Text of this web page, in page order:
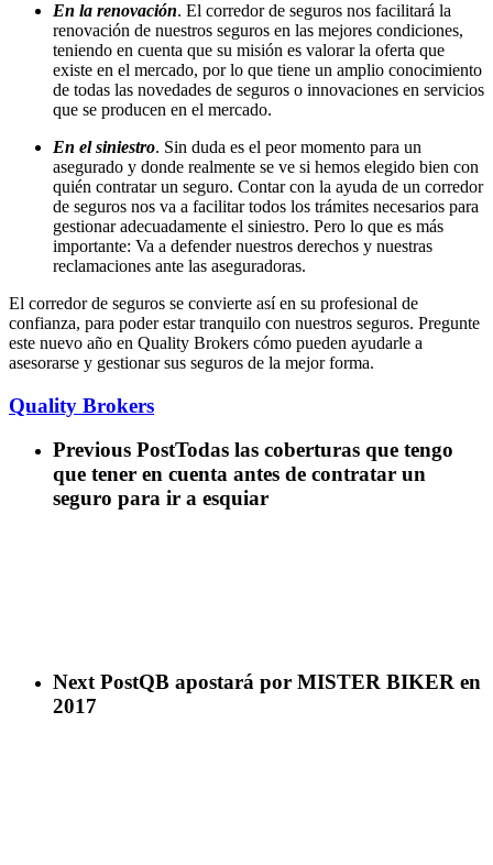
En la renovación. El corredor de seguros nos facilitará la
renovación de nuestros seguros en las mejores condiciones,
teniendo en cuenta que su misión es valorar la oferta que
existe en el mercado, por lo que tiene un amplio conocimiento
de todas las novedades de seguros o innovaciones en servicios
que se producen en el mercado.
En el siniestro. Sin duda es el peor momento para un
asegurado y donde realmente se ve si hemos elegido bien con
quién contratar un seguro. Contar con la ayuda de un corredor
de seguros nos va a facilitar todos los trámites necesarios para
gestionar adecuadamente el siniestro. Pero lo que es más
importante: Va a defender nuestros derechos y nuestras
reclamaciones ante las aseguradoras.
El corredor de seguros se convierte así en su profesional de
confianza, para poder estar tranquilo con nuestros seguros. Pregunte
este nuevo año en Quality Brokers cómo pueden ayudarle a
asesorarse y gestionar sus seguros de la mejor forma.
Quality Brokers
Previous PostTodas las coberturas que tengo
que tener en cuenta antes de contratar un
seguro para ir a esquiar
Next PostQB apostará por MISTER BIKER en
2017